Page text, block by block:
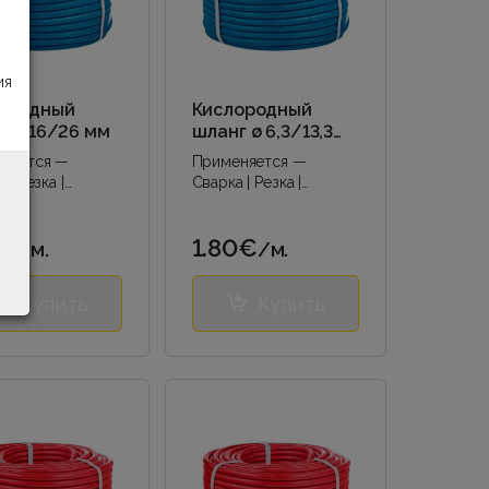
ø 16/26 мм
—
| Резка |
/м.
Кислородный
шланг ø 6,3/13,3
мм
Применяется —
Сварка | Резка |
1.80€/м.